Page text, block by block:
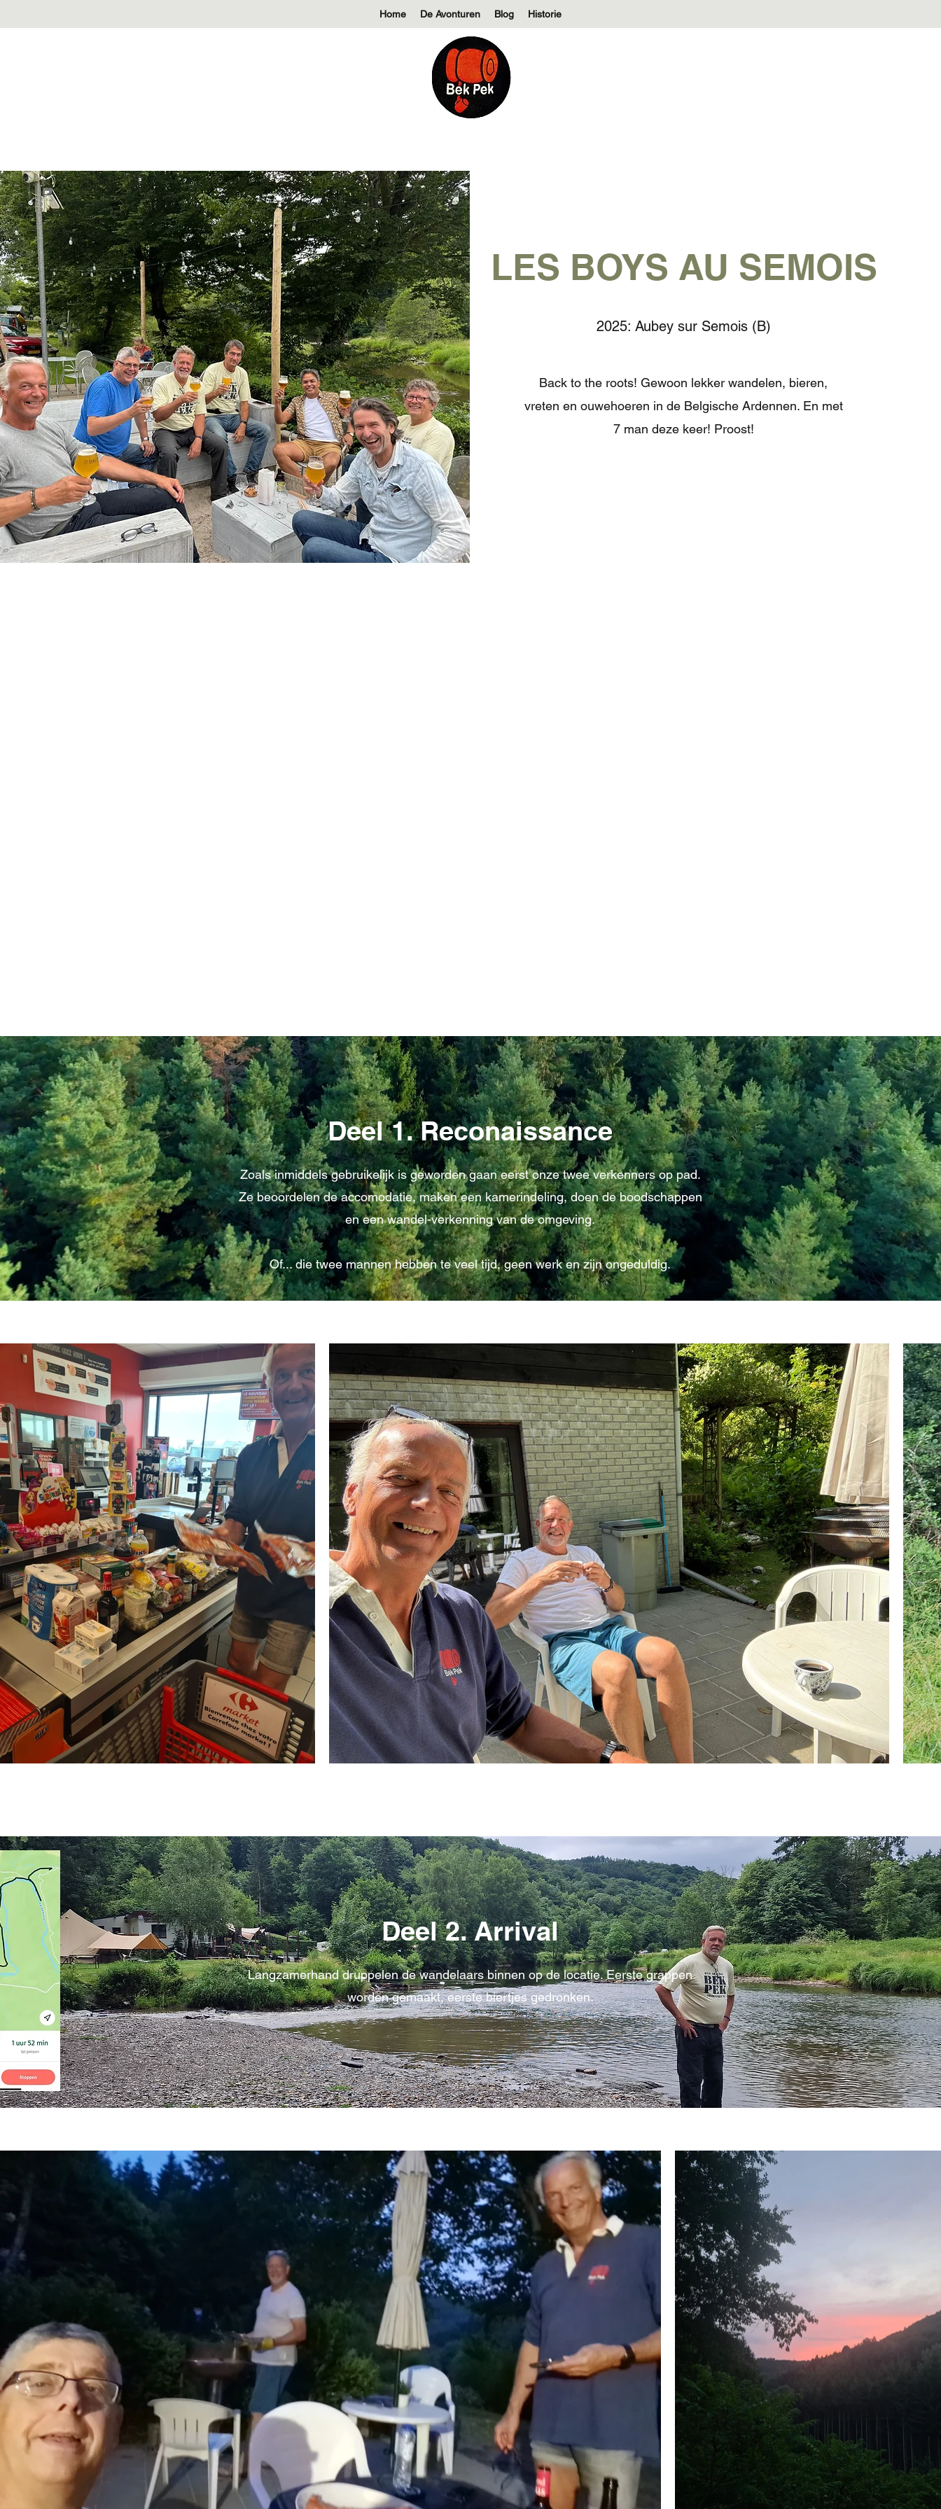
Home De Avonturen Blog Historie
LES BOYS AU SEMOIS
2025: Aubey sur Semois (B)
Back to the roots! Gewoon lekker wandelen, bieren,
vreten en ouwehoeren in de Belgische Ardennen. En met
7 man deze keer! Proost!
Deel 1. Reconaissance
Zoals inmiddels gebruikelijk is geworden gaan eerst onze twee verkenners op pad.
Ze beoordelen de accomodatie, maken een kamerindeling, doen de boodschappen
en een wandel-verkenning van de omgeving.
Of... die twee mannen hebben te veel tijd, geen werk en zijn ongeduldig.
Deel 2. Arrival
Langzamerhand druppelen de wandelaars binnen op de locatie. Eerste grappen
worden gemaakt, eerste biertjes gedronken.